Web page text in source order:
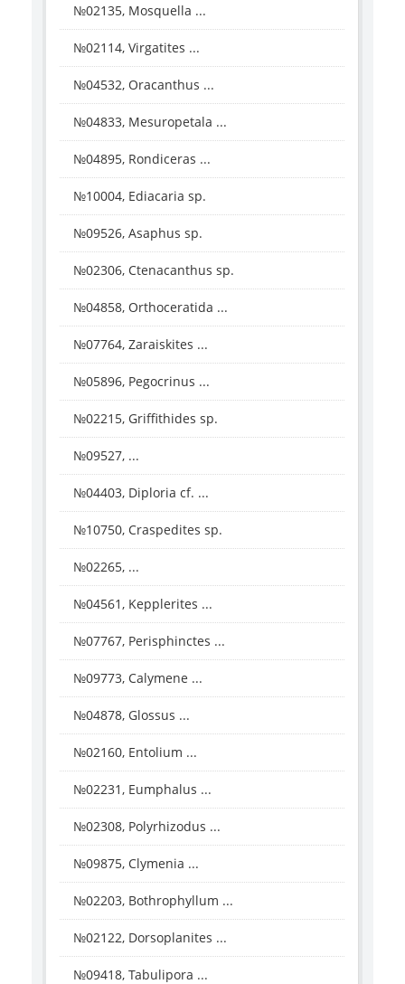
№02135, Mosquella ...
№02114, Virgatites ...
№04532, Oracanthus ...
№04833, Mesuropetala ...
№04895, Rondiceras ...
№10004, Ediacaria sp.
№09526, Asaphus sp.
№02306, Ctenacanthus sp.
№04858, Orthoceratida ...
№07764, Zaraiskites ...
№05896, Pegocrinus ...
№02215, Griffithides sp.
№09527, ...
№04403, Diploria cf. ...
№10750, Craspedites sp.
№02265, ...
№04561, Kepplerites ...
№07767, Perisphinctes ...
№09773, Calymene ...
№04878, Glossus ...
№02160, Entolium ...
№02231, Eumphalus ...
№02308, Polyrhizodus ...
№09875, Clymenia ...
№02203, Bothrophyllum ...
№02122, Dorsoplanites ...
№09418, Tabulipora ...